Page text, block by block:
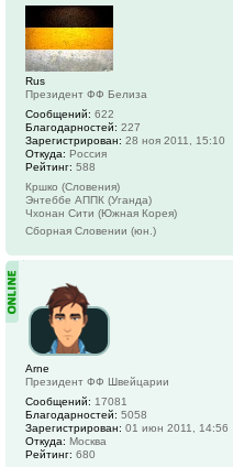
Rus
Президент ФФ Белиза
Сообщений: 622
Благодарностей: 227
Зарегистрирован: 28 ноя 2011, 15:10
Откуда: Россия
Рейтинг: 588
Кршко (Словения)
Энтеббе АППК (Уганда)
Чхонан Сити (Южная Корея)
Сборная Словении (юн.)
Arne
Президент ФФ Швейцарии
Сообщений: 17081
Благодарностей: 5058
Зарегистрирован: 01 июн 2011, 14:56
Откуда: Москва
Рейтинг: 680